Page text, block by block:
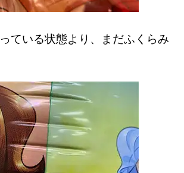
ている状態より、まだふくらみ